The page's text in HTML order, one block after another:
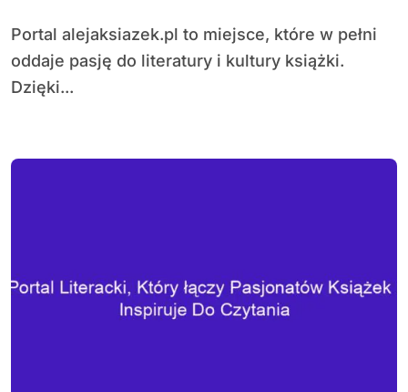
Portal alejaksiazek.pl to miejsce, które w pełni
oddaje pasję do literatury i kultury książki.
Dzięki...